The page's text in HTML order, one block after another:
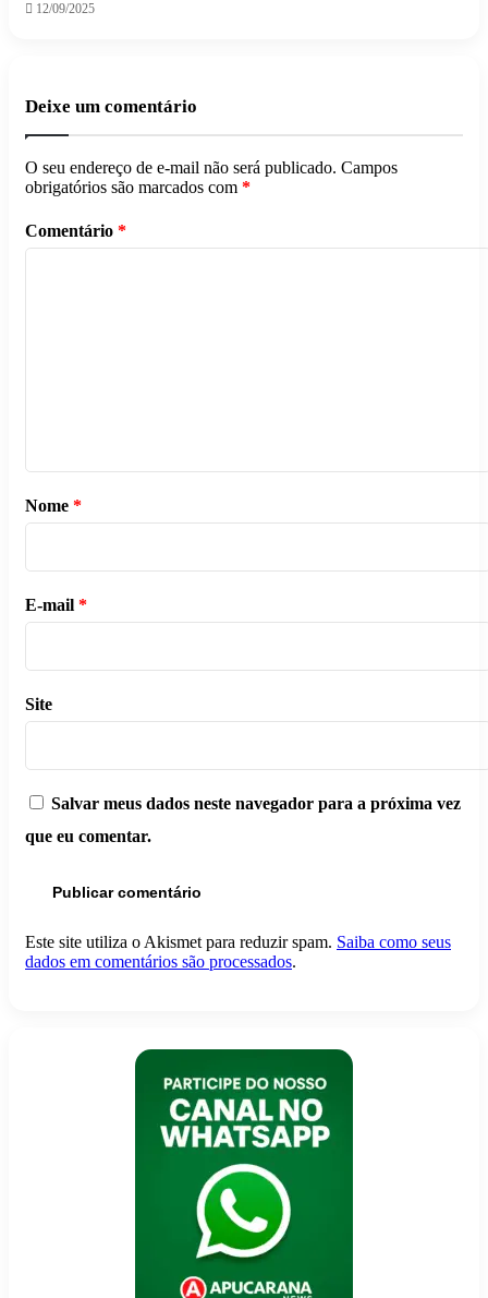
12/09/2025
Deixe um comentário
O seu endereço de e-mail não será publicado. Campos
obrigatórios são marcados com *
Comentário *
Nome *
E-mail *
Site
Salvar meus dados neste navegador para a próxima vez
que eu comentar.
Este site utiliza o Akismet para reduzir spam. Saiba como seus
dados em comentários são processados.